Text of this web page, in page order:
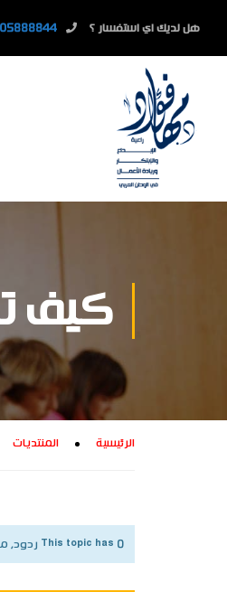
هل لديك اي استفسار ؟
كيف
الرئيسية المنتديات
This topic has 0 ردود, مشارك واحد, and was last updated